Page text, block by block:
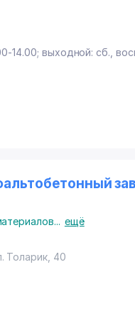
14.00; выходной: сб.,
бригады
... ещё
Толарик , 40